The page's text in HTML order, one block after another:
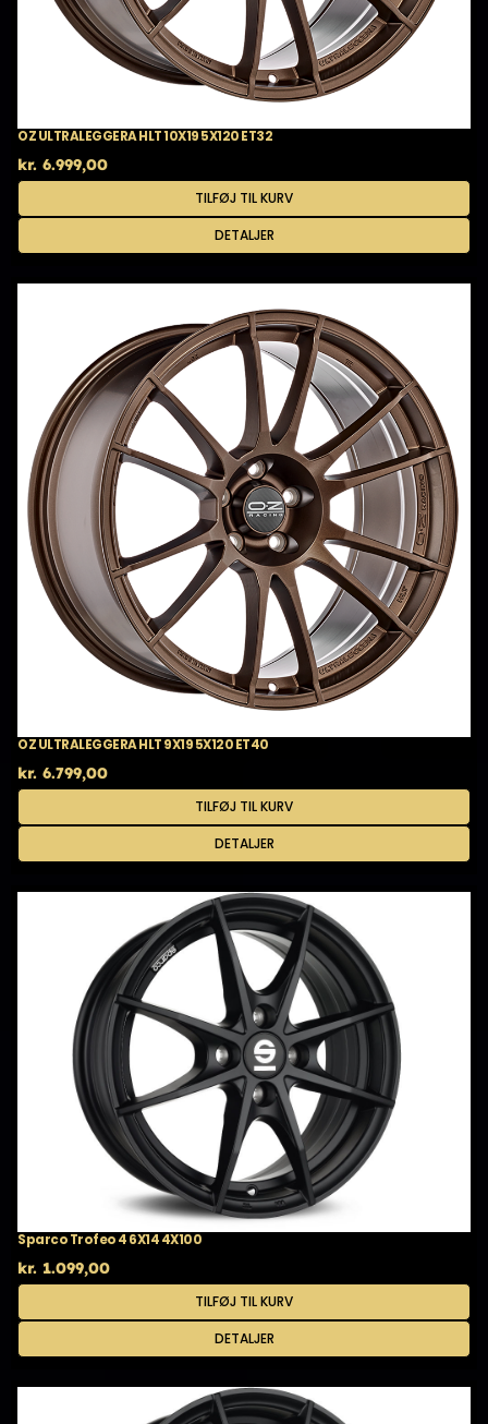
OZ ULTRALEGGERA HLT 10X19 5X120 ET32
kr. 6.999,00
TILFØJ TIL KURV
DETALJER
OZ ULTRALEGGERA HLT 9X19 5X120 ET40
kr. 6.799,00
TILFØJ TIL KURV
DETALJER
Sparco Trofeo 4 6X14 4X100
kr. 1.099,00
TILFØJ TIL KURV
DETALJER